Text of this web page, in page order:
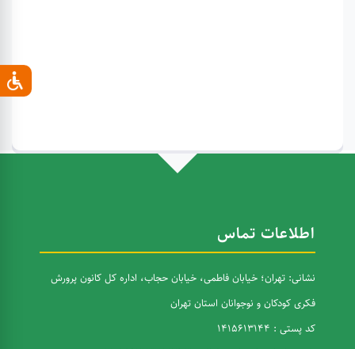
اطلاعات تماس
نشانی: تهران؛ خیابان فاطمی، خیابان حجاب، اداره کل کانون پرورش
فکری کودکان و نوجوانان استان تهران
کد پستی : 1415613144